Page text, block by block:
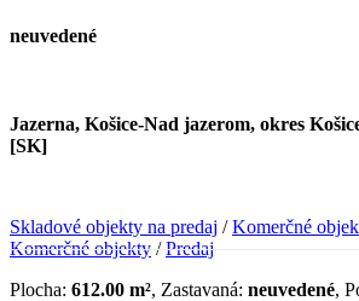
neuvedené
Jazerna, Košice-Nad jazerom, okres
[SK]
Skladové objekty na predaj /Komerčné
Komerčné objekty /Predaj
Plocha: 612.00 m², Zastavaná: neuvedené,